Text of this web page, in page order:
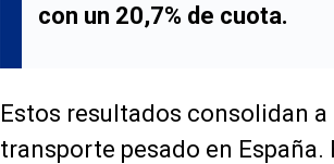
con un 20,7% de cuota.
Estos resultados consolidan
transporte pesado en